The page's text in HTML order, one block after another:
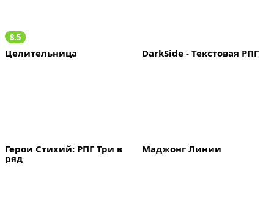
8.5
Целительница DarkSide - Текстовая РПГ
Герои Стихий: РПГ Три в
ряд
Маджонг Линии